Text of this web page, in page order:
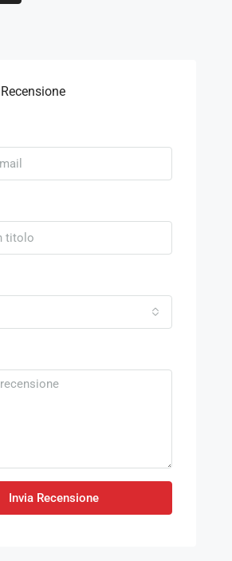
Invia Recensione